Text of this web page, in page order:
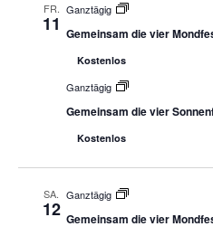
FR.
11
Ganztägig
Gemeinsam die vier
Kostenlos
Ganztägig
Gemeinsam die vier
Kostenlos
SA.
12
Ganztägig
Gemeinsam die vier